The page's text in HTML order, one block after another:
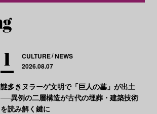
CULTURE NEWS
2026.08.07
謎多きヌラーゲ文明で「巨人の墓」が出土
──異例の二層構造が古代の埋葬・建築技術
を読み解く鍵に